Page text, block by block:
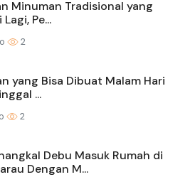
Minuman Tradisional yang
Pe...
2
yang Bisa Dibuat Malam Hari
...
2
Debu Masuk Rumah di
Dengan M...